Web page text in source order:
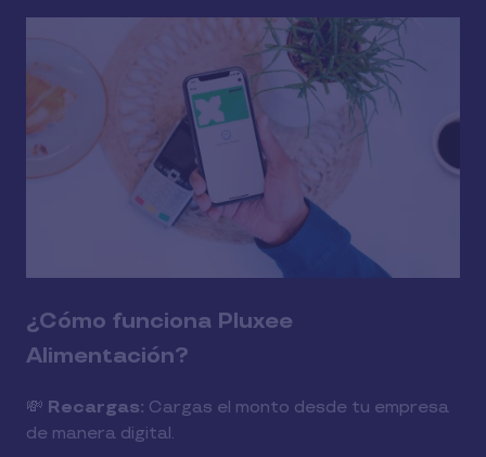
¿Cómo funciona Pluxee
Alimentación?
💸 Recargas: Cargas el monto desde tu empresa
de manera digital.